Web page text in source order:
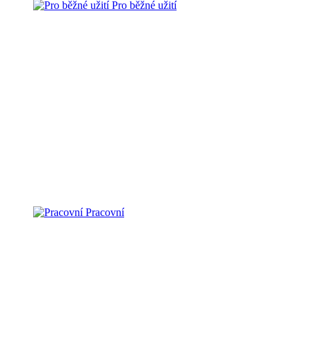
Pro běžné užití
Pracovní